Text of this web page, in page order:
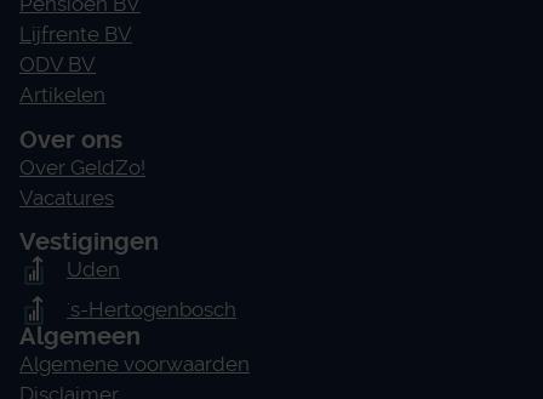
Lijfrente BV
ODV BV
Artikelen
Over ons
Over GeldZo!
Vacatures
Vestigingen
Uden
's-Hertogenbosch
Algemeen
Algemene voorwaarden